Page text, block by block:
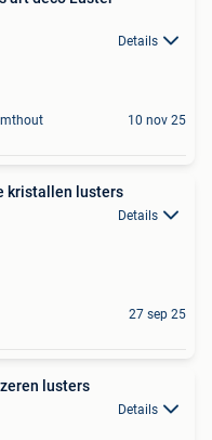
Details
10 nov 25
kristallen lusters
Details
27 sep 25
lusters
Details